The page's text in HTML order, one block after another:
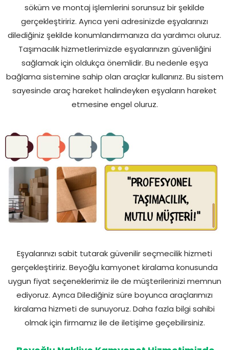
söküm ve montaj işlemlerini sorunsuz bir şekilde
gerçekleştiririz. Ayrıca yeni adresinizde eşyalarınızı
dilediğiniz şekilde konumlandırmanıza da yardımcı oluruz.
Taşımacılık hizmetlerimizde eşyalarınızın güvenliğini
sağlamak için oldukça önemlidir. Bu nedenle eşya
bağlama sistemine sahip olan araçlar kullanırız. Bu sistem
sayesinde araç hareket halindeyken eşyaların hareket
etmesine engel oluruz.
Eşyalarınızı sabit tutarak güvenilir seçmecilik hizmeti
gerçekleştiririz. Beyoğlu kamyonet kiralama konusunda
uygun fiyat seçeneklerimiz ile de müşterilerinizi memnun
ediyoruz. Ayrıca Dilediğiniz süre boyunca araçlarımızı
kiralama hizmeti de sunuyoruz. Daha fazla bilgi sahibi
olmak için firmamız ile de iletişime geçebilirsiniz.